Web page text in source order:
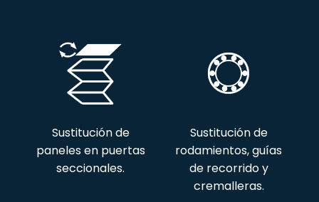
Sustitución de
paneles en puertas
seccionales.
Sustitución de
rodamientos, guías
de recorrido y
cremalleras.